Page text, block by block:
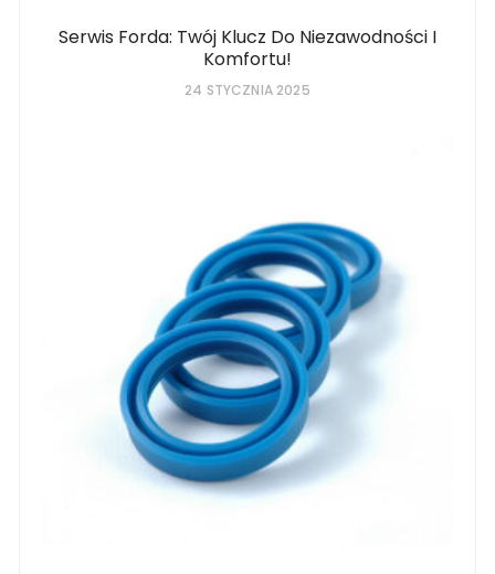
Serwis Forda: Twój Klucz Do Niezawodności I
Komfortu!
24 STYCZNIA 2025